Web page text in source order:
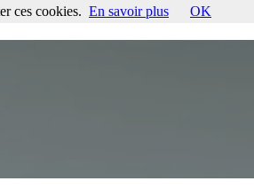
En savoir plus OK
ces cookies. En savoir plus OK